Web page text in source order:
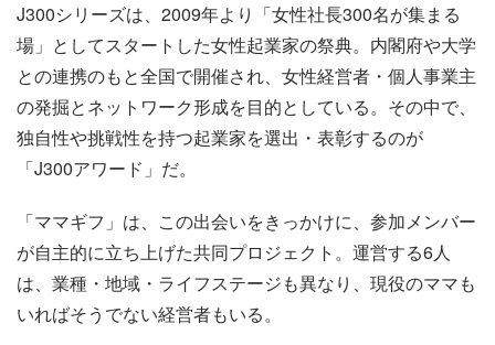
J300シリーズは、2009年より「女性社長300名が集まる
場」としてスタートした女性起業家の祭典。内閣府や大学
との連携のもと全国で開催され、女性経営者・個人事業主
の発掘とネットワーク形成を目的としている。その中で、
独自性や挑戦性を持つ起業家を選出・表彰するのが
「J300アワード」だ。
「ママギフ」は、この出会いをきっかけに、参加メンバー
が自主的に立ち上げた共同プロジェクト。運営する6人
は、業種・地域・ライフステージも異なり、現役のママも
いればそうでない経営者もいる。